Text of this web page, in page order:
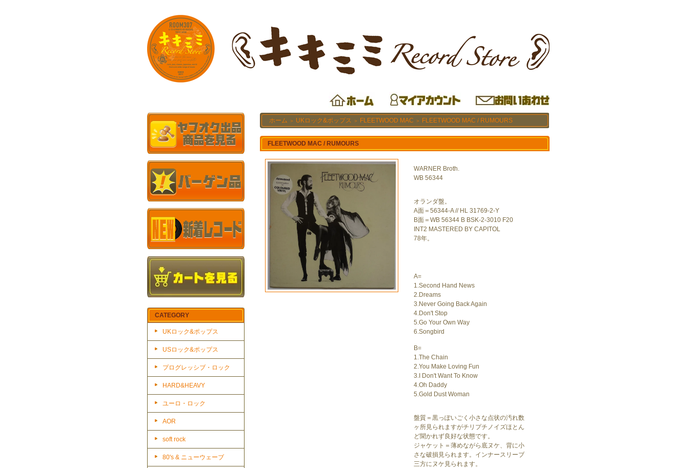
CATEGORY
UKロック&ポップス
USロック&ポップス
プログレッシブ・ロック
HARD&HEAVY
ユーロ・ロック
AOR
soft rock
80's & ニューウェーブ
ホーム ＞ UKロック&ポップス ＞ FLEETWOOD MAC ＞ FLEETWOOD MAC / RUMOURS
FLEETWOOD MAC / RUMOURS
WARNER Broth.
WB 56344
オランダ盤。
A面＝56344-A // HL 31769-2-Y
B面＝WB 56344 B BSK-2-3010 F20
INT2 MASTERED BY CAPITOL
78年。
A=
1.Second Hand News
2.Dreams
3.Never Going Back Again
4.Don't Stop
5.Go Your Own Way
6.Songbird
B=
1.The Chain
2.You Make Loving Fun
3.I Don't Want To Know
4.Oh Daddy
5.Gold Dust Woman
盤質＝黒っぽいごく小さな点状の汚れ数
ヶ所見られますがチリプチノイズほとん
ど聞かれず良好な状態です。
ジャケット＝薄めながら底ヌケ、背に小
さな破損見られます。インナースリーブ
三方にヌケ見られます。